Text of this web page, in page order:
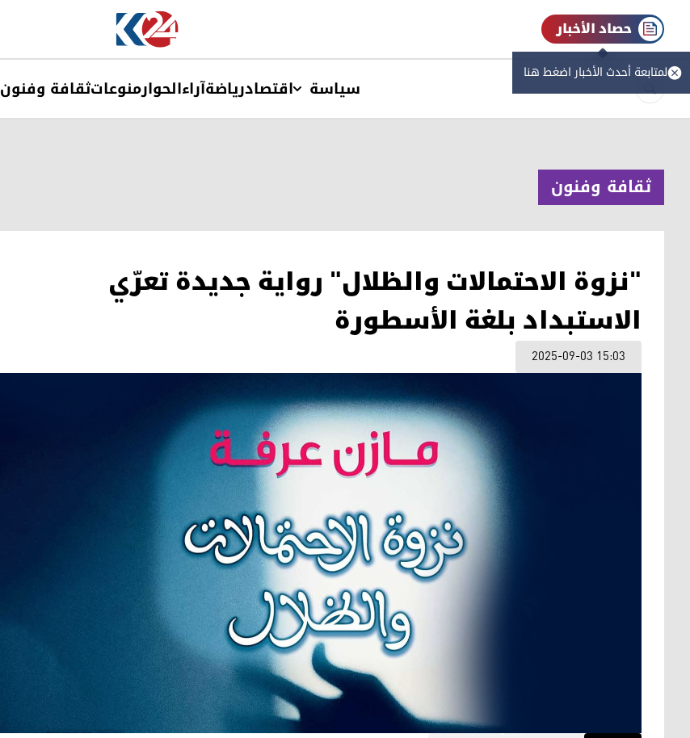
حصاد الأخبار
لمتابعة أحدث الأخبار اضغط هنا
سیاسة اقتصادریاضةآراءالحوارمنوعاتثقافة وفنون
ثقافة وفنون
"نزوة الاحتمالات والظلال" رواية جديدة تعرّي
الاستبداد بلغة الأسطورة
2025-09-03 15:03